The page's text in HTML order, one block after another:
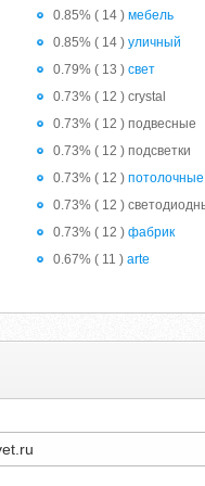
0.85% ( 14 )мебель
0.85% ( 14 )уличный
0.79% ( 13 )свет
0.73% ( 12 ) crystal
0.73% ( 12 ) подвесные
0.73% ( 12 ) подсветки
0.73% ( 12 )потолочные
0.73% ( 12 )
0.73% ( 12 )фабрик
0.67% ( 11 )arte